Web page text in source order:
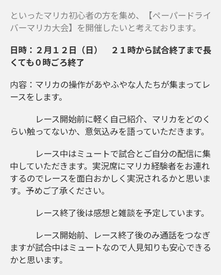
といったマリカ初心者の方を集め、【ペーパードライ
バーマリカ大会】を開催したいと考えております。
日時：２月１２日（日） ２１時から試合終了まで長
くても０時ごろ終了
内容：マリカの操作があやふやな人たちが集まってレ
ースをします。
レース開始前に軽く自己紹介、マリカをどのく
らい触ってないか、意気込みを語っていただきます。
レース中はミュートで試合とご自分の配信に集
中していただきます。実況席にマリカ経験者をお連れ
するのでレースを面白おかしく実況されるかと思いま
す。予めご了承ください。
レース終了後は感想と雑談を予定しています。
レース開始前、レース終了後のみ通話をつなぎ
ますが試合中はミュートなので人見知りも安心できる
かと思います。